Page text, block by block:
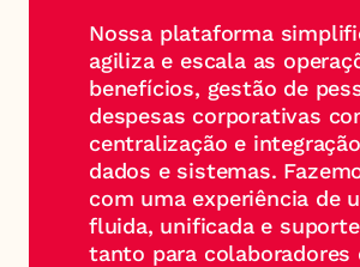
Nossa plataforma
agiliza e escala as
benefícios, gestão de
despesas corporativas
centralização e
dados e sistemas.
com uma experiência de
fluida, unificada e
tanto para colaboradores